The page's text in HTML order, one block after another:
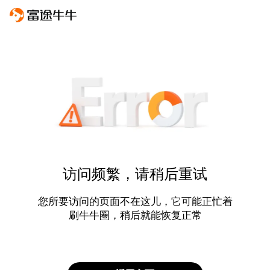
访问频繁，请稍后重试
您所要访问的页面不在这儿，它可能正忙着
刷牛牛圈，稍后就能恢复正常